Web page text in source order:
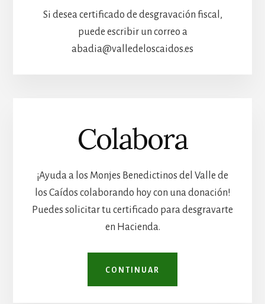
Si desea certificado de desgravación fiscal,
puede escribir un correo a
abadia@valledeloscaidos.es
Colabora
¡Ayuda a los Monjes Benedictinos del Valle de
los Caídos colaborando hoy con una donación!
Puedes solicitar tu certificado para desgravarte
en Hacienda.
CONTINUAR